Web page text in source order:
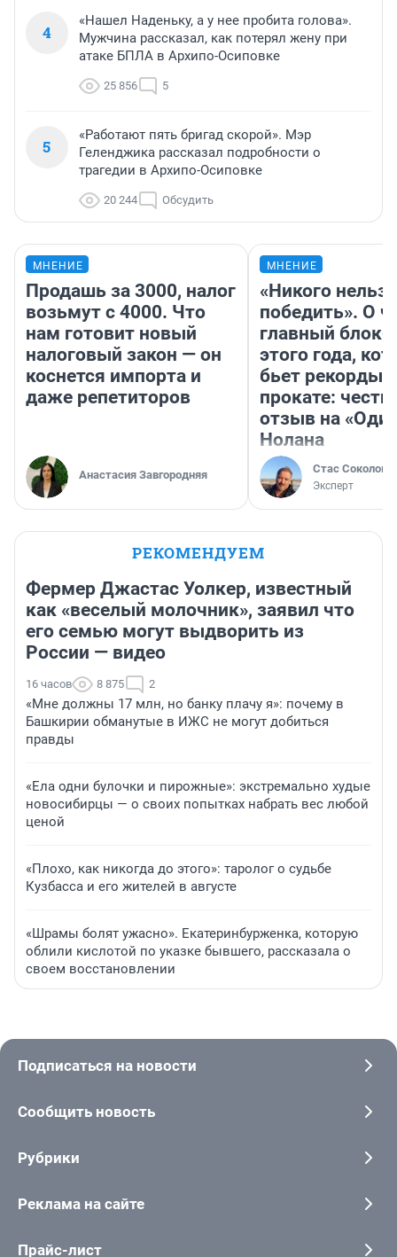
4
«Нашел Наденьку, а у нее пробита голова».
Мужчина рассказал, как потерял жену при
атаке БПЛА в Архипо-Осиповке
25 856 5
5
«Работают пять бригад скорой». Мэр
Геленджика рассказал подробности о
трагедии в Архипо-Осиповке
20 244 Обсудить
МНЕНИЕ
Продашь за 3000, налог
возьмут с 4000. Что
нам готовит новый
налоговый закон — он
коснется импорта и
даже репетиторов
Анастасия Завгородняя
МНЕНИЕ
«Никого нельзя
победить». О
главный
этого года,
бьет рекорды в
прокате:
отзыв на
Нолана
Стас Соколов
Эксперт
РЕКОМЕНДУЕМ
Фермер Джастас Уолкер, известный
как «веселый молочник», заявил что
его семью могут выдворить из
России — видео
16 часов 8 875 2
«Мне должны 17 млн, но банку плачу я»: почему в
Башкирии обманутые в ИЖС не могут добиться
правды
«Ела одни булочки и пирожные»: экстремально худые
новосибирцы — о своих попытках набрать вес любой
ценой
«Плохо, как никогда до этого»: таролог о судьбе
Кузбасса и его жителей в августе
«Шрамы болят ужасно». Екатеринбурженка, которую
облили кислотой по указке бывшего, рассказала о
своем восстановлении
Подписаться на новости
Сообщить новость
Рубрики
Реклама на сайте
Прайс-лист